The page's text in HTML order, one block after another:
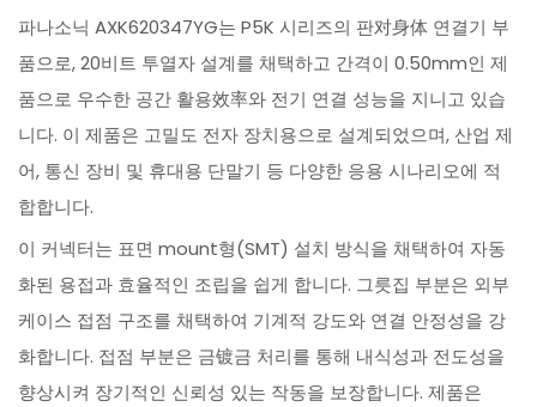
파나소닉 AXK620347YG는 P5K 시리즈의 판对身体 연결기 부
품으로, 20비트 투열자 설계를 채택하고 간격이 0.50mm인 제
품으로 우수한 공간 활용效率와 전기 연결 성능을 지니고 있습
니다. 이 제품은 고밀도 전자 장치용으로 설계되었으며, 산업 제
어, 통신 장비 및 휴대용 단말기 등 다양한 응용 시나리오에 적
합합니다.
이 커넥터는 표면 mount형(SMT) 설치 방식을 채택하여 자동
화된 용접과 효율적인 조립을 쉽게 합니다. 그릇집 부분은 외부
케이스 접점 구조를 채택하여 기계적 강도와 연결 안정성을 강
화합니다. 접점 부분은 금镀금 처리를 통해 내식성과 전도성을
향상시켜 장기적인 신뢰성 있는 작동을 보장합니다. 제품은